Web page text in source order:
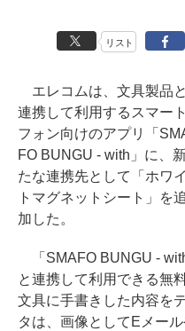
リスト
エレコムは、文具製品と
連携して利用するスマート
フォン向けのアプリ「
FO BUNGU - with」に、
たな連携先として「ホワイ
トマグネットシート」を追
加した。
「SMAFO BUNGU -
と連携して利用できる無
文具に手書きした内容を
タは、画像としてEメー